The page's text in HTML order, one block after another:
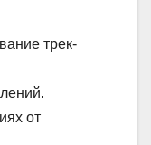
трек-
от